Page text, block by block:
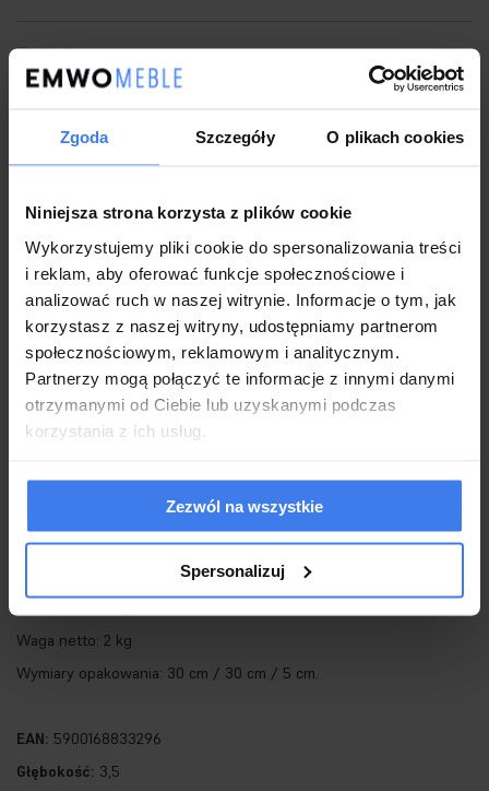
Zgoda Szczegóły O plikach cookies
Niniejsza strona korzysta z plików cookie
Wykorzystujemy pliki cookie do spersonalizowania treści
i reklam, aby oferować funkcje społecznościowe i
analizować ruch w naszej witrynie. Informacje o tym, jak
korzystasz z naszej witryny, udostępniamy partnerom
społecznościowym, reklamowym i analitycznym.
Partnerzy mogą połączyć te informacje z innymi danymi
otrzymanymi od Ciebie lub uzyskanymi podczas
korzystania z ich usług.
Zezwól na wszystkie
Spersonalizuj
Zwrot
MOOSEE lampa ścienna SHADOW SUN 30.
połączenia metalu i aluminium w uniwersalnym, czarnym kolorze.
Okrągły klosz sprawia, że światło na ścianie tworzy efekt
padającego cienia, co udekoruje i delikatnie oświetli
pomieszczenie.
Kinkiet oprócz standardowego podłączenia posiada wbudowany
zasilacz ściemnialny oraz sensor dotykowy,
za pomocą którego włączymy lub wyłączymy lampę bez potrzeby
podchodzenia do włącznika,
dodatkowo dotykiem możemy regulować moc natężenia światła.
Światło: moduł LED 8 W (wbudowany) / 640 lm / 3000 K
Oprawa: szer. 30 cm / wys. 30 cm / gł. 3,5 cm
Waga netto: 2 kg
Wymiary opakowania: 30 cm / 30 cm / 5 cm.
EAN: 5900168833296
Głębokość: 3,5